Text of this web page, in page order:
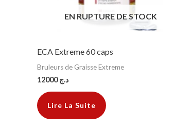
EN RUPTURE DE STOCK
ECA Extreme 60 caps
Bruleurs de Graisse Extreme
د.ج12000
Lire La Suite